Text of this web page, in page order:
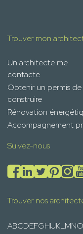
Trouver mon
Un architecte me
contacte
Obtenir un permis de
construire
Rénovation
Accompagnement
Suivez-nous
Trouver nos
ABCDEFGHIJKLMNO